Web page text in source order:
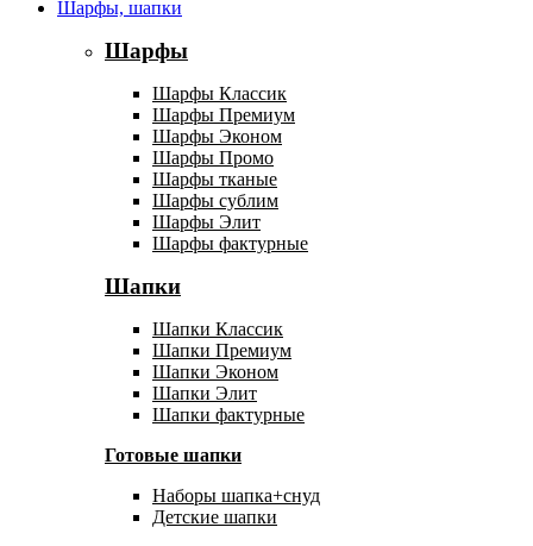
Шарфы, шапки
Шарфы
Шарфы Классик
Шарфы Премиум
Шарфы Эконом
Шарфы Промо
Шарфы тканые
Шарфы сублим
Шарфы Элит
Шарфы фактурные
Шапки
Шапки Классик
Шапки Премиум
Шапки Эконом
Шапки Элит
Шапки фактурные
Готовые шапки
Наборы шапка+снуд
Детские шапки